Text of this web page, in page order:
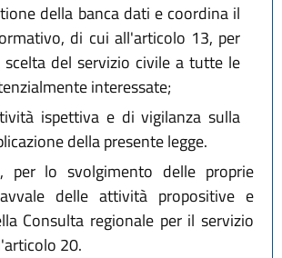
della banca dati e coordina il
di cui all'articolo 13, per
scelta del servizio civile a tutte le
interessate;
ispettiva e di vigilanza sulla
della presente legge.
per lo svolgimento delle proprie
delle attività propositive e
Consulta regionale per il servizio
20.